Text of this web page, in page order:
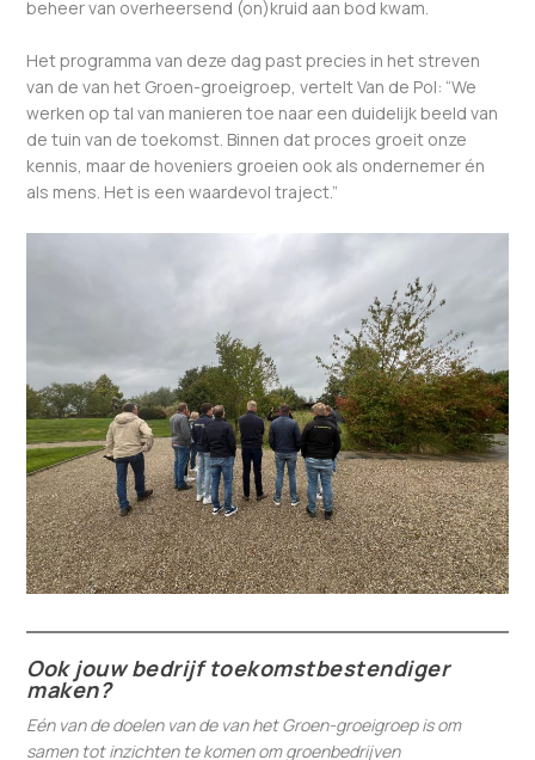
beheer van overheersend (on)kruid aan bod kwam.
Het programma van deze dag past precies in het streven
van de van het Groen-groeigroep, vertelt Van de Pol: “We
werken op tal van manieren toe naar een duidelijk beeld van
de tuin van de toekomst. Binnen dat proces groeit onze
kennis, maar de hoveniers groeien ook als ondernemer én
als mens. Het is een waardevol traject.”
Ook jouw bedrijf toekomstbestendiger
maken?
Eén van de doelen van de van het Groen-groeigroep is om
samen tot inzichten te komen om groenbedrijven